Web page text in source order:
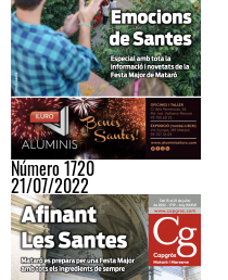
Número 1720
21/07/2022